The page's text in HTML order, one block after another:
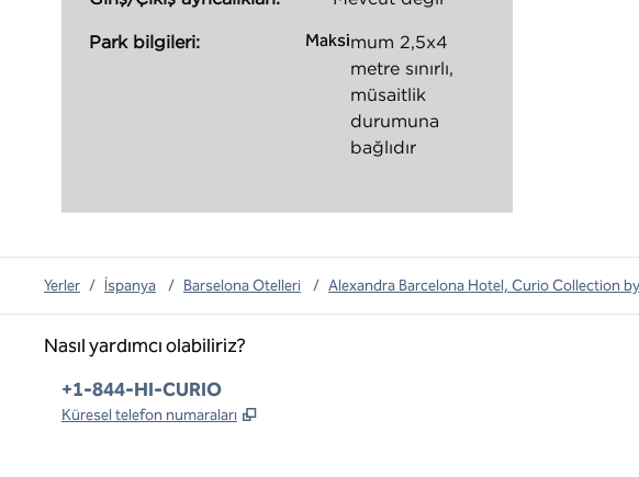
Park bilgileri:
Maksimum 2,5x4
metre sınırlı,
müsaitlik
durumuna
bağlıdır
Yerler / İspanya / Barselona Otelleri / Alexandra Barcelona Hotel, Curio Collection
Nasıl yardımcı olabiliriz?
Telefon:
+1-844-HI-CURIO
Küresel telefon numaraları ,